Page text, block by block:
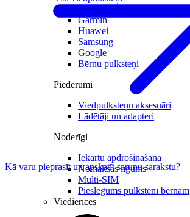
Garmin
Huawei
Samsung
Google
Bērnu pulksteņi
Piederumi
Viedpulksteņu aksesuāri
Lādētāji un adapteri
Noderīgi
Iekārtu apdrošināšana
Nomaksas līgums
Multi-SIM
Pieslēgums pulkstenī bērnam
Viedierīces
Kā varu pieprasīt un apskatīt sarunu sarakstu?